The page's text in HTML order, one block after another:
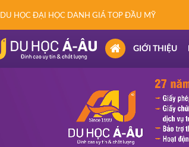
DU HỌC ĐẠI HỌC DANH GIÁ TOP ĐẦU MỸ
(CURRENT)
GIỚI THIỆU